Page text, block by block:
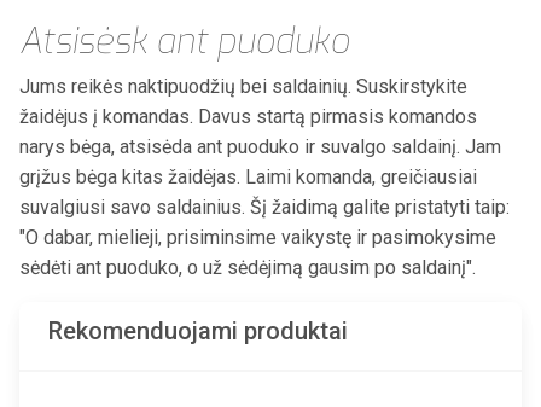
Atsisėsk ant puoduko
Jums reikės naktipuodžių bei saldainių. Suskirstykite
žaidėjus į komandas. Davus startą pirmasis komandos
narys bėga, atsisėda ant puoduko ir suvalgo saldainį. Jam
grįžus bėga kitas žaidėjas. Laimi komanda, greičiausiai
suvalgiusi savo saldainius. Šį žaidimą galite pristatyti taip:
"O dabar, mielieji, prisiminsime vaikystę ir pasimokysime
sėdėti ant puoduko, o už sėdėjimą gausim po saldainį".
Rekomenduojami produktai